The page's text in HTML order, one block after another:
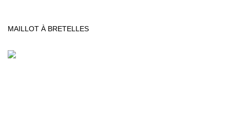
MAILLOT À BRETELLES